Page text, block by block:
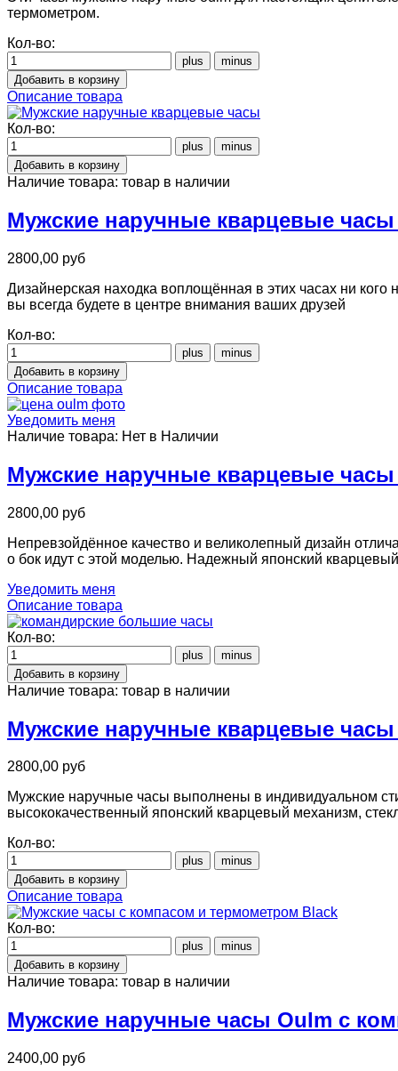
термометром.
Кол-во:
Описание товара
Кол-во:
Наличие товара: товар в наличии
Мужские наручные кварцевые
2800,00 руб
Дизайнерская находка воплощённая в этих часах ни
вы всегда будете в центре внимания ваших друзей
Кол-во:
Описание товара
Уведомить меня
Наличие товара: Нет в Наличии
Мужские наручные кварцевые
2800,00 руб
Непревзойдённое качество и великолепный дизайн
о бок идут с этой моделью. Надежный японский
Уведомить меня
Описание товара
Кол-во:
Наличие товара: товар в наличии
Мужские наручные кварцевые
2800,00 руб
Мужские наручные часы выполнены в индивидуальном
высококачественный японский кварцевый механизм,
Кол-во:
Описание товара
Кол-во:
Наличие товара: товар в наличии
Мужские наручные часы Oulm с
2400,00 руб